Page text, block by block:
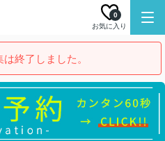
お気に入り
0
終了しました。